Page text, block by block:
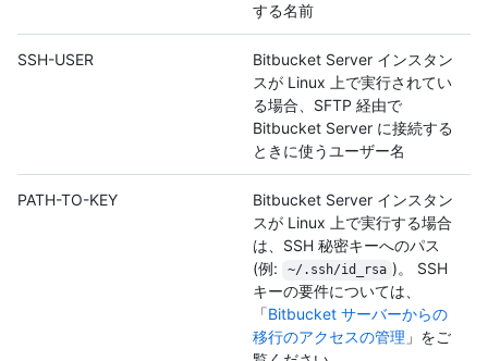
する名前
SSH-USER
Bitbucket Server インスタン
スが Linux 上で実行されてい
る場合、SFTP 経由で
Bitbucket Server に接続する
ときに使うユーザー名
PATH-TO-KEY
Bitbucket Server インスタン
スが Linux 上で実行する場合
は、SSH 秘密キーへのパス
(例:
~/.ssh/id_rsa )。 SSH
キーの要件については、
「Bitbucket サーバーからの
移行のアクセスの管理 」をご